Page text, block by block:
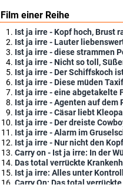
Film einer Reihe
Ist ja irre - Kopf hoch, Brust
Ist ja irre - Lauter
Ist ja irre - diese strammen
Ist ja irre - Nicht so toll,
Ist ja irre - Der Schiffskoch
Ist ja irre - Diese müden
Ist ja irre - eine abgetakelte
Ist ja irre - Agenten auf dem
Ist ja irre - Cäsar liebt
Ist ja irre - Der dreiste
Ist ja irre - Alarm im
Ist ja irre - Nur nicht den
Carry on - Ist ja irre: In der
Das total verrückte
Ist ja irre: Alles unter
Carry On: Das total